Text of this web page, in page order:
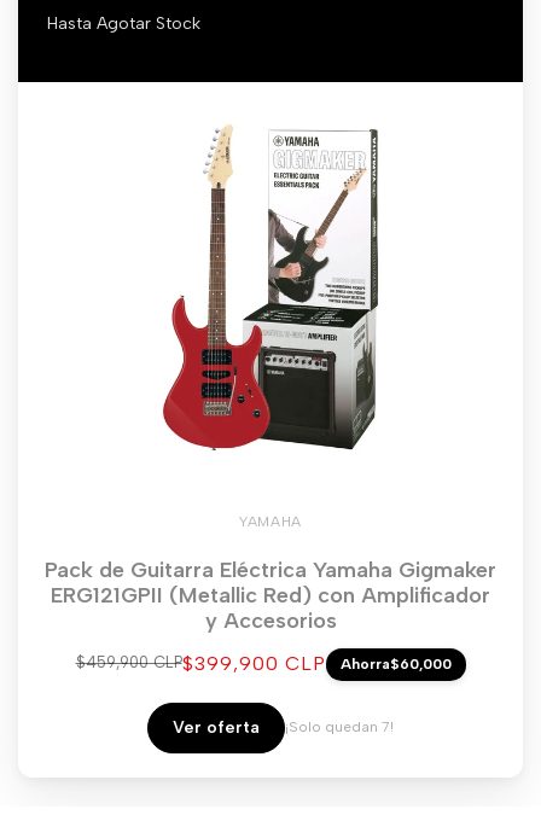
Hasta Agotar Stock
YAMAHA
Pack de Guitarra Eléctrica Yamaha Gigmaker
ERG121GPII (Metallic Red) con Amplificador
y Accesorios
Precio
$459,900 CLPPrecio
venta
$399,900 CLP Ahorra$60,000
Ver oferta ¡Solo quedan 7!